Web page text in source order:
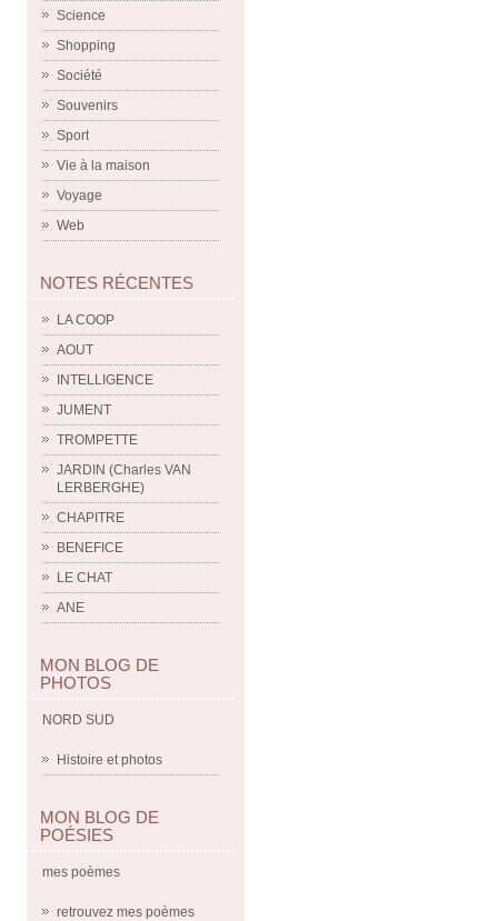
Science
Shopping
Société
Souvenirs
Sport
Vie à la maison
Voyage
Web
NOTES RÉCENTES
LA COOP
AOUT
INTELLIGENCE
JUMENT
TROMPETTE
JARDIN (Charles VAN
LERBERGHE)
CHAPITRE
BENEFICE
LE CHAT
ANE
MON BLOG DE
PHOTOS
NORD SUD
Histoire et photos
MON BLOG DE
POÉSIES
mes poèmes
retrouvez mes poèmes